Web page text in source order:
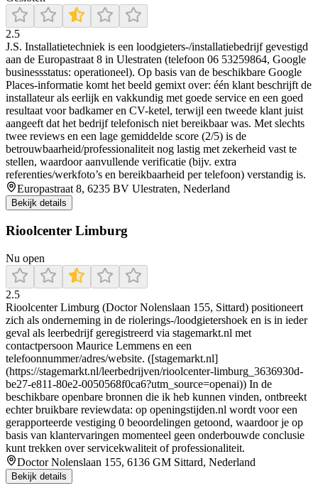
2.5
J.S. Installatietechniek is een loodgieters-/installatiebedrijf gevestigd
aan de Europastraat 8 in Ulestraten (telefoon 06 53259864, Google
businessstatus: operationeel). Op basis van de beschikbare Google
Places-informatie komt het beeld gemixt over: één klant beschrijft de
installateur als eerlijk en vakkundig met goede service en een goed
resultaat voor badkamer en CV-ketel, terwijl een tweede klant juist
aangeeft dat het bedrijf telefonisch niet bereikbaar was. Met slechts
twee reviews en een lage gemiddelde score (2/5) is de
betrouwbaarheid/professionaliteit nog lastig met zekerheid vast te
stellen, waardoor aanvullende verificatie (bijv. extra
referenties/werkfoto’s en bereikbaarheid per telefoon) verstandig is.
Europastraat 8, 6235 BV Ulestraten, Nederland
Bekijk details
Rioolcenter Limburg
Nu open
2.5
Rioolcenter Limburg (Doctor Nolenslaan 155, Sittard) positioneert
zich als onderneming in de riolerings-/loodgietershoek en is in ieder
geval als leerbedrijf geregistreerd via stagemarkt.nl met
contactpersoon Maurice Lemmens en een
telefoonnummer/adres/website. ([stagemarkt.nl]
(https://stagemarkt.nl/leerbedrijven/rioolcenter-limburg_3636930d-
be27-e811-80e2-0050568f0ca6?utm_source=openai)) In de
beschikbare openbare bronnen die ik heb kunnen vinden, ontbreekt
echter bruikbare reviewdata: op openingstijden.nl wordt voor een
gerapporteerde vestiging 0 beoordelingen getoond, waardoor je op
basis van klantervaringen momenteel geen onderbouwde conclusie
kunt trekken over servicekwaliteit of professionaliteit.
Doctor Nolenslaan 155, 6136 GM Sittard, Nederland
Bekijk details